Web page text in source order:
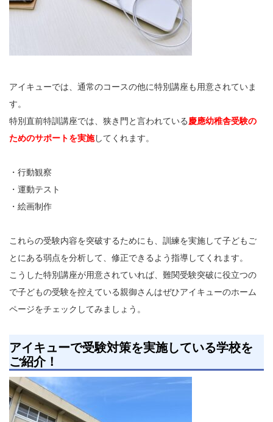
アイキューでは、通常のコースの他に特別講座も用意されていま
す。
特別直前特訓講座では、狭き門と言われている慶應幼稚舎受験の
ためのサポートを実施してくれます。
・行動観察
・運動テスト
・絵画制作
これらの受験内容を突破するためにも、訓練を実施して子どもご
とにある弱点を分析して、修正できるよう指導してくれます。
こうした特別講座が用意されていれば、難関受験突破に役立つの
で子どもの受験を控えている親御さんはぜひアイキューのホーム
ページをチェックしてみましょう。
アイキューで受験対策を実施している学校を
ご紹介！